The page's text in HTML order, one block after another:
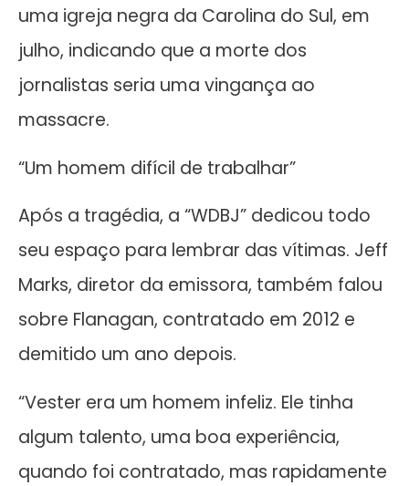
uma igreja negra da Carolina do Sul, em
julho, indicando que a morte dos
jornalistas seria uma vingança ao
massacre.
“Um homem difícil de trabalhar”
Após a tragédia, a “WDBJ” dedicou todo
seu espaço para lembrar das vítimas. Jeff
Marks, diretor da emissora, também falou
sobre Flanagan, contratado em 2012 e
demitido um ano depois.
“Vester era um homem infeliz. Ele tinha
algum talento, uma boa experiência,
quando foi contratado, mas rapidamente